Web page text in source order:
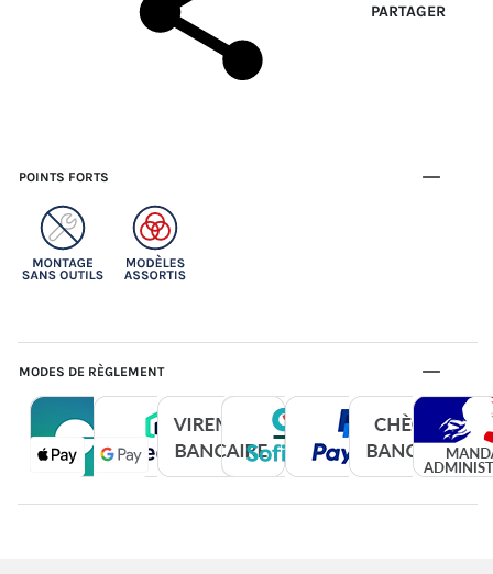
PARTAGER
POINTS FORTS
MODES DE RÈGLEMENT